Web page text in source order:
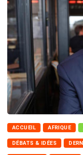
ACCUEIL AFRIQUE
DÉBATS & IDÉES